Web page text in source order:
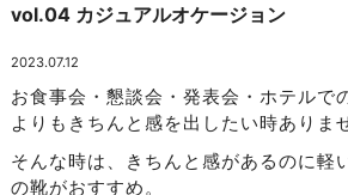
vol.04 カジュアルオケージョン
2023.07.12
お食事会・懇談会・発表会・ホテルで
よりもきちんと感を出したい時ありま
そんな時は、きちんと感があるのに軽
の靴がおすすめ。